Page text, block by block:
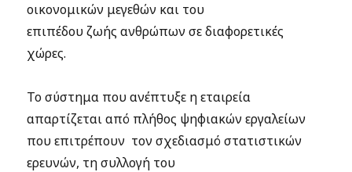
οικονομικών μεγεθών και του
επιπέδου ζωής ανθρώπων σε διαφορετικές
χώρες.
Το σύστημα που ανέπτυξε η εταιρεία
απαρτίζεται από πλήθος ψηφιακών εργαλείων
που επιτρέπουν τον σχεδιασμό στατιστικών
ερευνών, τη συλλογή του